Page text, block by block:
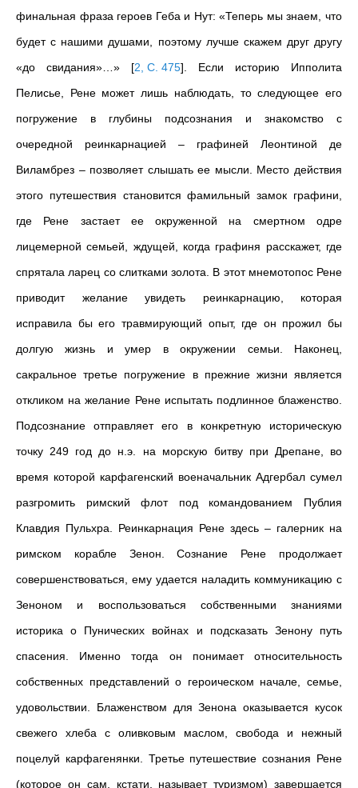
финальная фраза героев Геба и Нут: «Теперь мы знаем, что
будет с нашими душами, поэтому лучше скажем друг другу
«до свидания»…» [2, С. 475] . Если историю Ипполита
Пелисье, Рене может лишь наблюдать, то следующее его
погружение в глубины подсознания и знакомство с
очередной реинкарнацией – графиней Леонтиной де
Виламбрез – позволяет слышать ее мысли. Место действия
этого путешествия становится фамильный замок графини,
где Рене застает ее окруженной на смертном одре
лицемерной семьей, ждущей, когда графиня расскажет, где
спрятала ларец со слитками золота. В этот мнемотопос Рене
приводит желание увидеть реинкарнацию, которая
исправила бы его травмирующий опыт, где он прожил бы
долгую жизнь и умер в окружении семьи. Наконец,
сакральное третье погружение в прежние жизни является
откликом на желание Рене испытать подлинное блаженство.
Подсознание отправляет его в конкретную историческую
точку 249 год до н.э. на морскую битву при Дрепане, во
время которой карфагенский военачальник Адгербал сумел
разгромить римский флот под командованием Публия
Клавдия Пульхра. Реинкарнация Рене здесь – галерник на
римском корабле Зенон. Сознание Рене продолжает
совершенствоваться, ему удается наладить коммуникацию с
Зеноном и воспользоваться собственными знаниями
историка о Пунических войнах и подсказать Зенону путь
спасения. Именно тогда он понимает относительность
собственных представлений о героическом начале, семье,
удовольствии. Блаженством для Зенона оказывается кусок
свежего хлеба с оливковым маслом, свобода и нежный
поцелуй карфагенянки. Третье путешествие сознания Рене
(которое он сам, кстати, называет туризмом) завершается